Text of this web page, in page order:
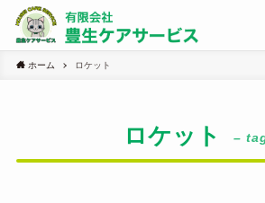
ホーム ロケット
ロケット –